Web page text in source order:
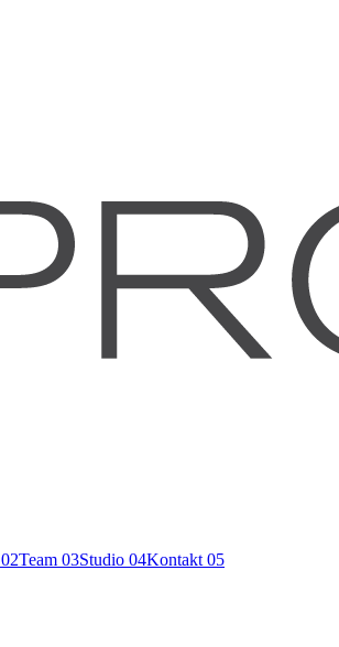
02Team 03Studio 04Kontakt 05